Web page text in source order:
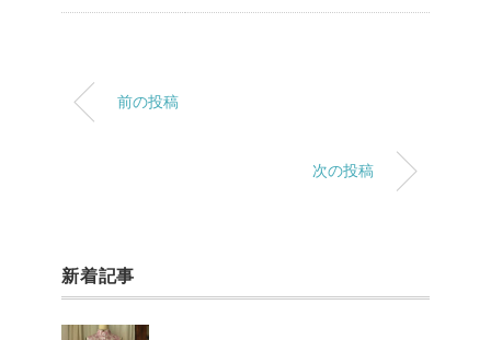
前の投稿
次の投稿
新着記事